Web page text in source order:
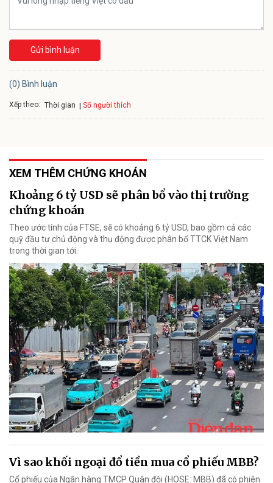
Gửi bình luận
(0) Bình luận
Xếp theo: Thời gian Số người thích
XEM THÊM CHỨNG KHOÁN
Khoảng 6 tỷ USD sẽ phân bổ vào thị trường
chứng khoán
Theo ước tính của FTSE, sẽ có khoảng 6 tỷ USD, bao gồm cả các
quỹ đầu tư chủ động và thụ động được phân bổ TTCK Việt Nam
trong thời gian tới.
Vì sao khối ngoại đổ tiền mua cổ phiếu MBB?
Cổ phiếu của Ngân hàng TMCP Quân đội (HOSE: MBB) đã có phiên